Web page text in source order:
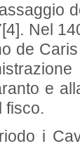
Nel
de
e
fisco.
i